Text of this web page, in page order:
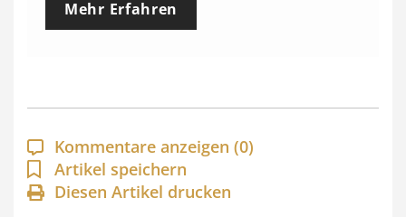
p
a
n
n
Mehr Erfahren
Kommentare anzeigen (0)
Artikel speichern
Diesen Artikel drucken